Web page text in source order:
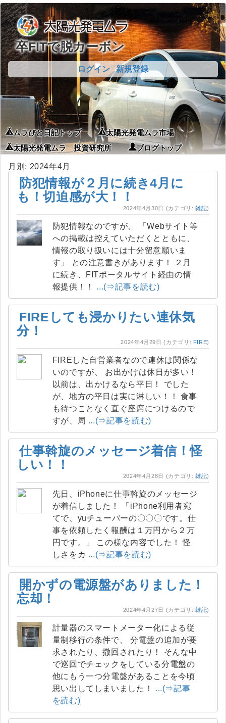
卒FITで脱カーボン
ログイン 新規登録
ムラびと日記トップ
太陽光発電ムラ市場
太陽光発電ムラ 投資研究所
ブログトップ
月別: 2024年4月
防犯情報が２月に続き4月に
も！切迫感が大！！
2024年4月30日 (カテゴリ:雑記)
防犯情報なのですが、 「Webサイト等
への掲載は控えていただくとともに、
情報の取り扱いには十分留意願いま
す」 との注意書きがあります！ ２月
に続き、FITポータルサイト経由の情
報提供！！ ...(⇒記事を読む)
FIREしても浸かりたい連休気
分！
2024年4月29日 (カテゴリ: FIRE)
FIREした自営業者なので連休は関係な
いのですが、 お出かけは休日が多い！
以前は、出かけるなら平日！ でした
が、地方の平日は実に淋しい！！ 食事
も待つことなく直ぐ座席につけるので
すが、周 ...(⇒記事を読む)
仕事斡旋のメッセージ着信！怪
しい！！
2024年4月28日 (カテゴリ:雑記)
先日、iPhoneに仕事斡旋のメッセージ
が着信しました！ 「iPhone利用者宛
てで、yuチューバーの〇〇〇です。仕
事を依頼したく報酬は１万円から２万
円です。」 この様な内容でした！ 怪
しさをカ ...(⇒記事を読む)
開かずの電源盤がありました！
忘却！
2024年4月27日 (カテゴリ:雑記)
計量器のスマートメーター化による従
量制移行の条件で、 分電盤の追加が要
求されたり、撤回されたり！ そんな中
で巡回でチェックをしている分電盤の
他にもう一つ分電盤があることを今頃
思い出してしまいました！ ...(⇒記事
を読む)